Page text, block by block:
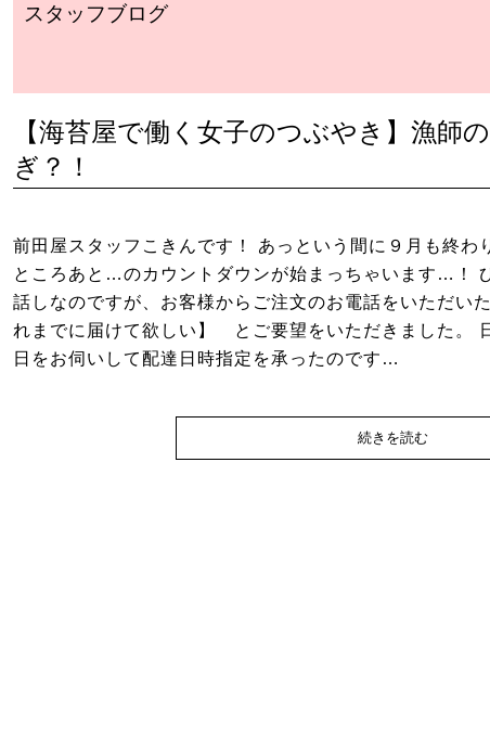
スタッフブログ
【海苔屋で働く女子のつぶやき】漁師
ぎ？！
前田屋スタッフこきんです！ あっという間に９月も終わ
ところあと…のカウントダウンが始まっちゃいます…！
話しなのですが、お客様からご注文のお電話をいただい
れまでに届けて欲しい】 とご要望をいただきました。
日をお伺いして配達日時指定を承ったのです…
続きを読む